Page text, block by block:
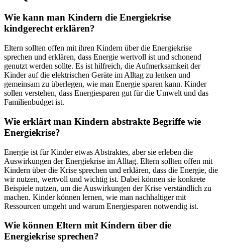
Wie kann man Kindern die Energiekrise
kindgerecht erklären?
Eltern sollten offen mit ihren Kindern über die Energiekrise
sprechen und erklären, dass Energie wertvoll ist und schonend
genutzt werden sollte. Es ist hilfreich, die Aufmerksamkeit der
Kinder auf die elektrischen Geräte im Alltag zu lenken und
gemeinsam zu überlegen, wie man Energie sparen kann. Kinder
sollen verstehen, dass Energiesparen gut für die Umwelt und das
Familienbudget ist.
Wie erklärt man Kindern abstrakte Begriffe wie
Energiekrise?
Energie ist für Kinder etwas Abstraktes, aber sie erleben die
Auswirkungen der Energiekrise im Alltag. Eltern sollten offen mit
Kindern über die Krise sprechen und erklären, dass die Energie, die
wir nutzen, wertvoll und wichtig ist. Dabei können sie konkrete
Beispiele nutzen, um die Auswirkungen der Krise verständlich zu
machen. Kinder können lernen, wie man nachhaltiger mit
Ressourcen umgeht und warum Energiesparen notwendig ist.
Wie können Eltern mit Kindern über die
Energiekrise sprechen?